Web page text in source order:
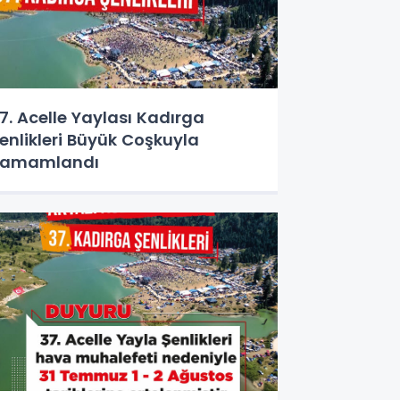
Acelle Yaylası Kadırga
Büyük Coşkuyla